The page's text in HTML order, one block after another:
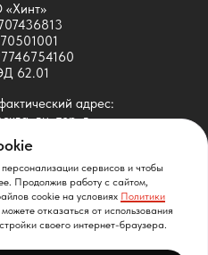
сервисов и чтобы
Продолжив работу с сайтом,
cookie на условиях Политики
отказаться от использования
своего интернет-браузера.
62.01
адрес:
вн. тер. г.
округ
Садовническая,
6, помещ. №I, ч.
оф. №601
исключительное право на
разработки: SDMT
№ 2021664037), SATT